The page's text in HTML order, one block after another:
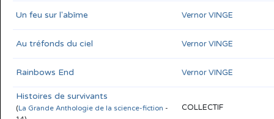
Un feu sur l'abîme Vernor VINGE
Au tréfonds du ciel Vernor VINGE
Rainbows End Vernor VINGE
Histoires de survivants
(La Grande Anthologie de la science-fiction -
COLLECTIF